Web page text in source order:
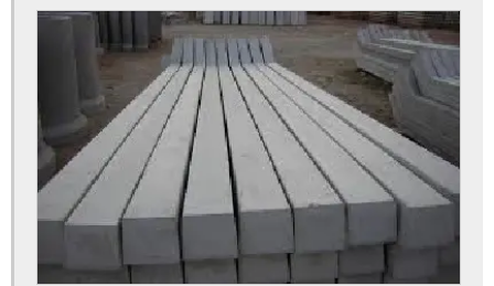
Bloco intertravado
Blocos para calçada preço
Blocos para calçada
Blocos para calçamento
Blocos de concreto 14x19x39 fábrica
Blocos de concreto 14x19x39 preço
Blocos de concreto 14x19x39cm
Blocos de concreto para calçada